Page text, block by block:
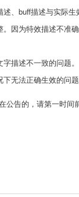
、buff描述与实际生
因为特效描述不准
描述不一致的问题。
无法正确生效的问题
公告的，请第一时间